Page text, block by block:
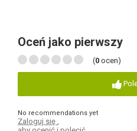
Oceń jako pierwszy
(0 ocen)
No recommendations yet
Zaloguj się